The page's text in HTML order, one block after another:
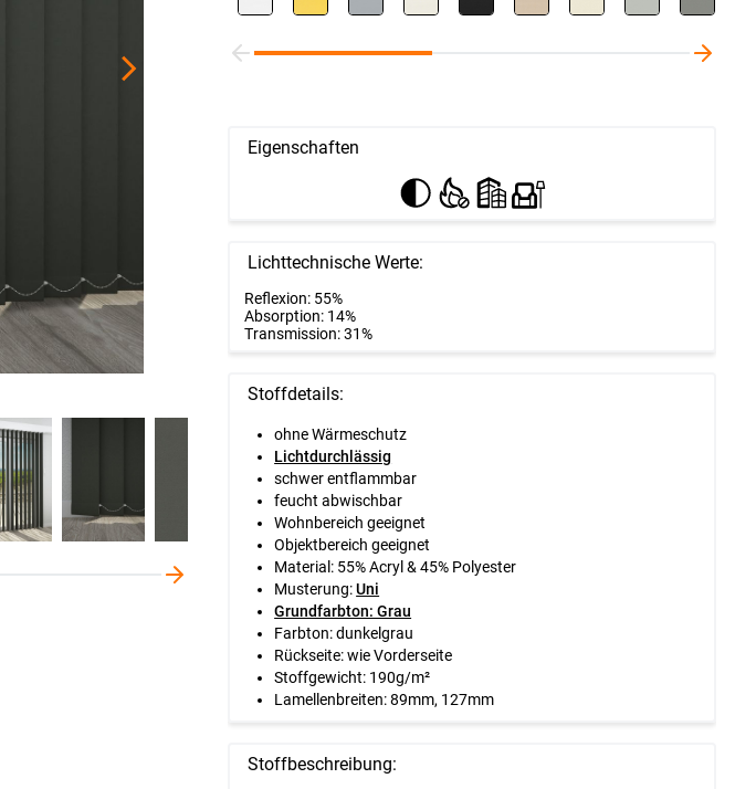
Eigenschaften
Lichttechnische Werte:
Reflexion: 55%
Absorption: 14%
Transmission: 31%
Stoffdetails:
ohne Wärmeschutz
Lichtdurchlässig
schwer entflammbar
feucht abwischbar
Wohnbereich geeignet
Objektbereich geeignet
Material: 55% Acryl & 45% Polyester
Musterung:Uni
Grundfarbton: Grau
Farbton: dunkelgrau
Rückseite: wie Vorderseite
Stoffgewicht: 190g/m²
Lamellenbreiten: 89mm, 127mm
Stoffbeschreibung: